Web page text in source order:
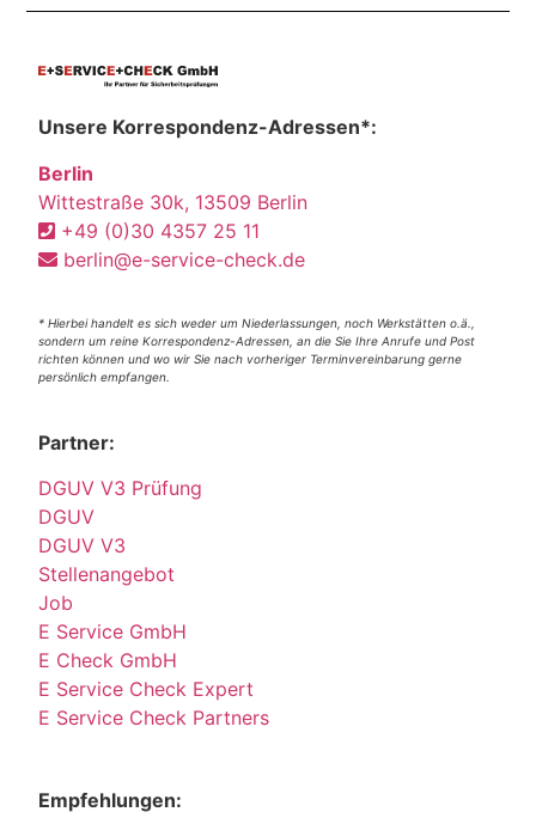
Unsere Korrespondenz-Adressen*:
Berlin
Wittestraße 30k, 13509 Berlin
+49 (0)30 4357 25 11
berlin@e-service-check.de
* Hierbei handelt es sich weder um Niederlassungen, noch Werkstätten o.ä.,
sondern um reine Korrespondenz-Adressen, an die Sie Ihre Anrufe und Post
richten können und wo wir Sie nach vorheriger Terminvereinbarung gerne
persönlich empfangen.
Partner:
DGUV V3 Prüfung
DGUV
DGUV V3
Stellenangebot
Job
E Service GmbH
E Check GmbH
E Service Check Expert
E Service Check Partners
Empfehlungen: